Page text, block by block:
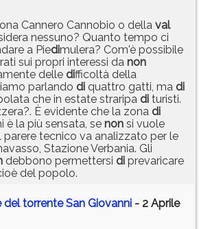
Cannero Cannobio o della val
nessuno? Quanto tempo ci
a Piedimulera? Com'è possibile
sui propri interessi da non
delle difficoltà della
parlando di quattro gatti, ma di
che in estate straripa di turisti.
È evidente che la zona di
è la più sensata, se non si vuole
parere tecnico va analizzato per le
Stazione Verbania. Gli
debbono permettersi di prevaricare
del popolo.
torrente San Giovanni - 2 Aprile